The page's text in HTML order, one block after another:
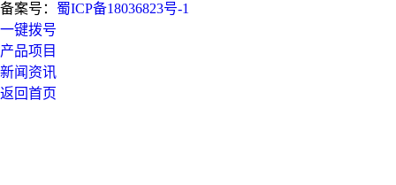
备案号： 蜀ICP备18036823号-1
一键拨号
产品项目
新闻资讯
返回首页